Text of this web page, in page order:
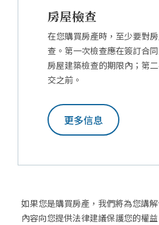
房屋檢查
在您購買房產時，至少要對
查。第一次檢查應在簽訂合
房屋建築檢查的期限內；第
交之前。
更多信息
如果您是購買房產，我們將為您講
內容向您提供法律建議保護您的權